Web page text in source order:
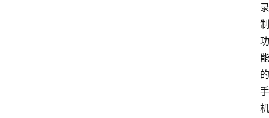
录
制
功
能
的
手
机